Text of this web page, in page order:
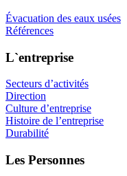
Évacuation des eaux usées
Références
L`entreprise
Secteurs d’activités
Direction
Culture d’entreprise
Histoire de l’entreprise
Durabilité
Les Personnes